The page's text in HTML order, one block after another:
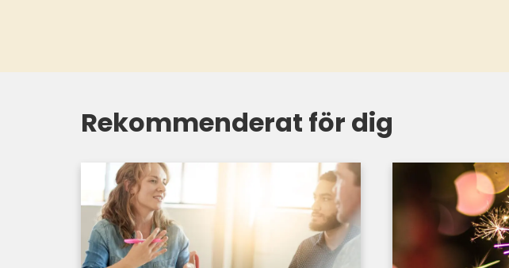
Rekommenderat för dig